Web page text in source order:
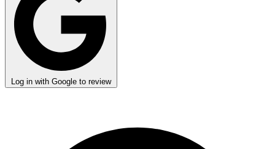
Log in with Google to review